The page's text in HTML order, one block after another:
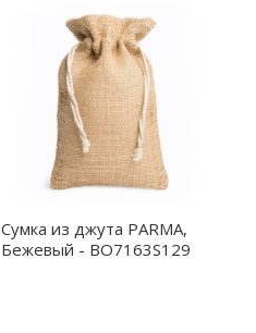
Сумка из джута PARMA,
Бежевый - BO7163S129